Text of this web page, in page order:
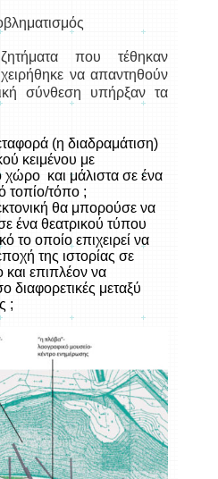
που τέθηκαν
να απαντηθούν
σύνθεση υπήρξαν τα
(η διαδραμάτιση)
κειμένου με
χώρο και μάλιστα σε ένα
τοπίο/τόπο ;
θα μπορούσε να
ένα θεατρικού τύπου
το οποίο επιχειρεί να
της ιστορίας σε
και επιπλέον να
διαφορετικές μεταξύ
;